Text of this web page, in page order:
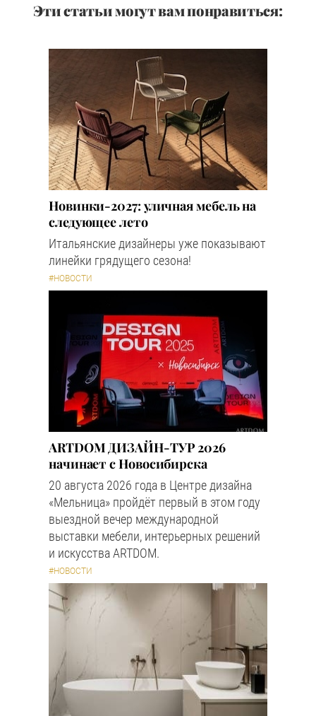
Эти статьи могут вам понравиться:
Новинки-2027: уличная мебель на
следующее лето
Итальянские дизайнеры уже показывают
линейки грядущего сезона!
#НОВОСТИ
ARTDOM ДИЗАЙН-ТУР 2026
начинает с Новосибирска
20 августа 2026 года в Центре дизайна
«Мельница» пройдёт первый в этом году
выездной вечер международной
выставки мебели, интерьерных решений
и искусства ARTDOM.
#НОВОСТИ